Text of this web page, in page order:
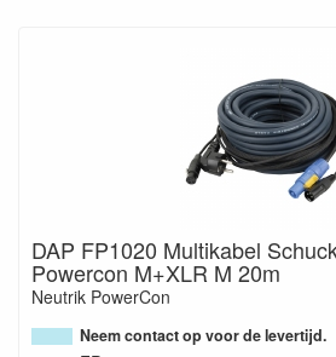
DAP FP1020 Multikabel
Powercon M+XLR M 20m
Neutrik PowerCon
Neem contact op voor de levertijd.